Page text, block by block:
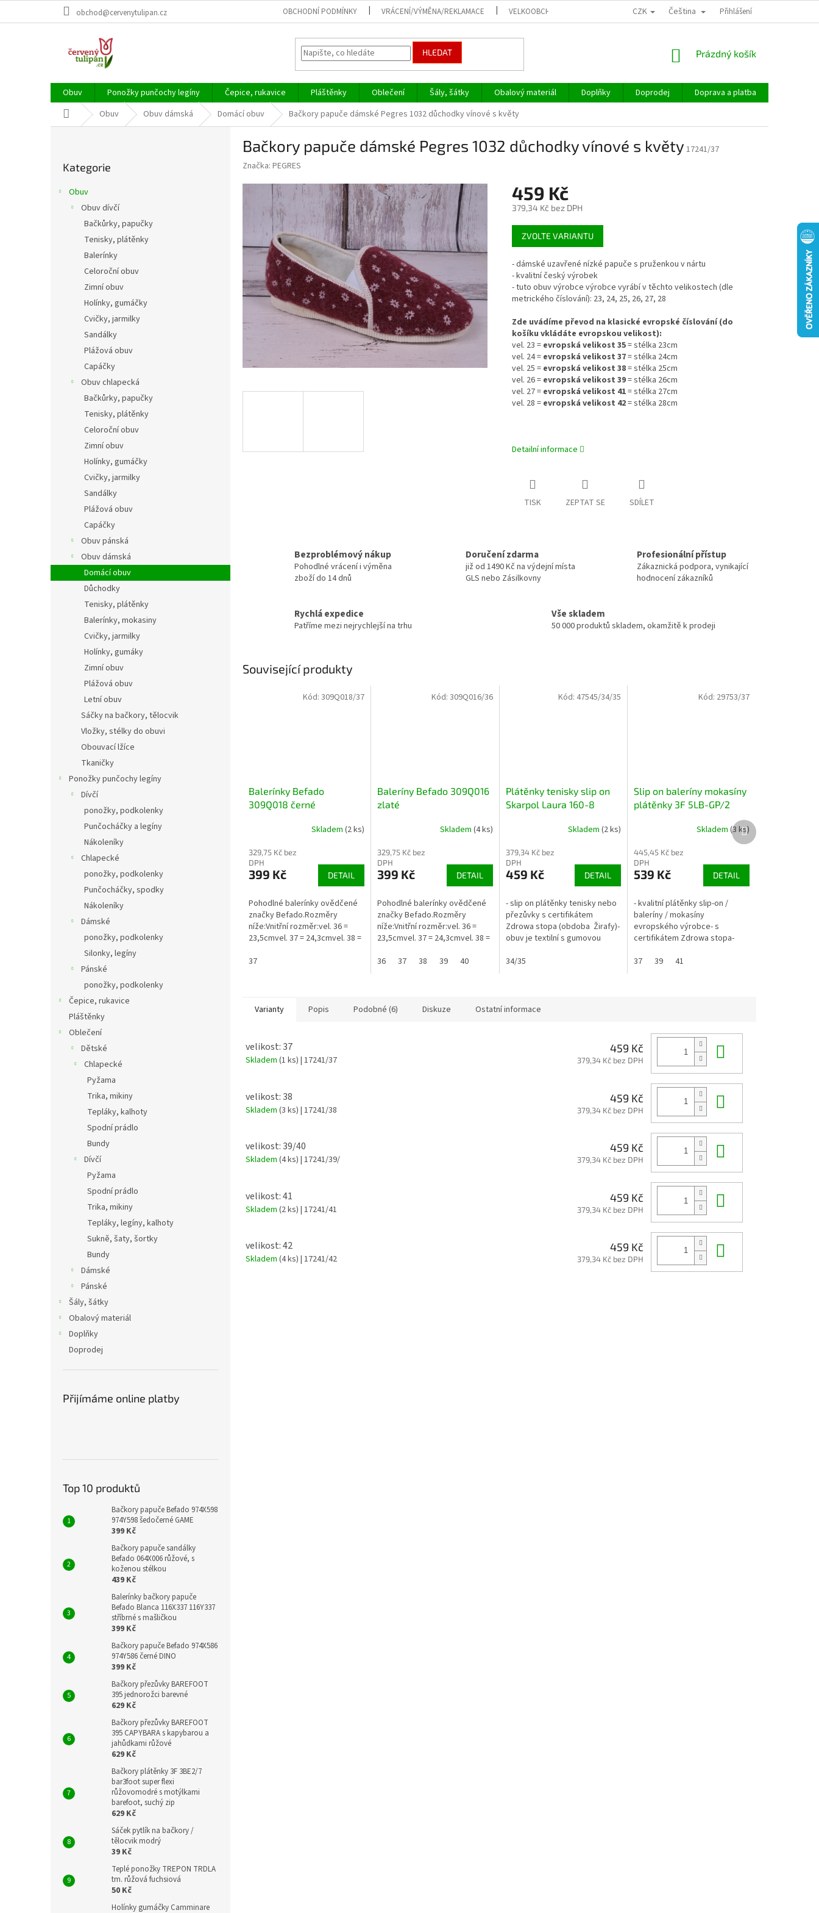
obchod@cervenytulipan.cz OBCHODNÍ PODMÍNKY VRÁCENÍ/VÝMĚNA/REKLAMACE VELKOOBCHOD CZK Čeština Přihlášení
HLEDAT
NÁKUPNÍ
Prázdný košík
Obuv Ponožky punčochy legíny Čepice, rukavice Pláštěnky Oblečení Šály, šátky Obalový materiál Doplňky Doprodej Doprava a platba
Domů Obuv Obuv dámská Domácí obuv Bačkory papuče dámské Pegres 1032 důchodky vínové s květy
kategorie
Kategorie
Obuv
Obuv dívčí
Bačkůrky, papučky
Tenisky, plátěnky
Balerínky
Celoroční obuv
Zimní obuv
Holínky, gumáčky
Cvičky, jarmilky
Sandálky
Plážová obuv
Capáčky
Obuv chlapecká
Bačkůrky, papučky
Tenisky, plátěnky
Celoroční obuv
Zimní obuv
Holínky, gumáčky
Cvičky, jarmilky
Sandálky
Plážová obuv
Capáčky
Obuv pánská
Obuv dámská
Domácí obuv
Důchodky
Tenisky, plátěnky
Balerínky, mokasiny
Cvičky, jarmilky
Holínky, gumáky
Zimní obuv
Plážová obuv
Letní obuv
Sáčky na bačkory, tělocvik
Vložky, stélky do obuvi
Obouvací lžíce
Tkaničky
Ponožky punčochy legíny
Dívčí
ponožky, podkolenky
Punčocháčky a legíny
Nákoleníky
Chlapecké
ponožky, podkolenky
Punčocháčky, spodky
Nákoleníky
Dámské
ponožky, podkolenky
Silonky, legíny
Pánské
ponožky, podkolenky
Čepice, rukavice
Pláštěnky
Oblečení
Dětské
Chlapecké
Pyžama
Trika, mikiny
Tepláky, kalhoty
Spodní prádlo
Bundy
Dívčí
Pyžama
Spodní prádlo
Trika, mikiny
Tepláky, legíny, kalhoty
Sukně, šaty, šortky
Bundy
Dámské
Pánské
Šály, šátky
Obalový materiál
Doplňky
Doprodej
Přijímáme online platby
Top 10 produktů
Bačkory papuče Befado 974X598
974Y598 šedočerné GAME
399 Kč
Bačkory papuče sandálky
Befado 064X006 růžové, s
koženou stélkou
439 Kč
Balerínky bačkory papuče
Befado Blanca 116X337 116Y337
stříbrné s mašličkou
399 Kč
Bačkory papuče Befado 974X586
974Y586 černé DINO
399 Kč
Bačkory přezůvky BAREFOOT
395 jednorožci barevné
629 Kč
Bačkory přezůvky BAREFOOT
395 CAPYBARA s kapybarou a
jahůdkami růžové
629 Kč
Bačkory plátěnky 3F 3BE2/7
bar3foot super flexi
růžovomodré s motýlkami
barefoot, suchý zip
629 Kč
Sáček pytlík na bačkory /
tělocvik modrý
39 Kč
Teplé ponožky TREPON TRDLA
tm. růžová fuchsiová
50 Kč
Holínky gumáčky Camminare
Bačkory papuče dámské Pegres 1032 důchodky vínové s květy 17241/37
Značka: PEGRES
459 Kč
379,34 Kč bez DPH
Měrná
cena:
ZVOLTE VARIANTU
- dámské uzavřené nízké papuče s pruženkou v nártu
- kvalitní český výrobek
- tuto obuv výrobce výrobce vyrábí v těchto velikostech (dle
metrického číslování): 23, 24, 25, 26, 27, 28
Zde uvádíme převod na klasické evropské číslování (do
košíku vkládáte evropskou velikost):
vel. 23 = evropská velikost 35= stélka 23cm
vel. 24 = evropská velikost 37= stélka 24cm
vel. 25 = evropská velikost 38= stélka 25cm
vel. 26 = evropská velikost 39= stélka 26cm
vel. 27 = evropská velikost 41= stélka 27cm
vel. 28 =evropská velikost 42= stélka 28cm
Detailní informace
TISK ZEPTAT SE SDÍLET
Bezproblémový nákup
Pohodlné vrácení i výměna
zboží do 14 dnů
Doručení zdarma
již od 1490 Kč na výdejní místa
GLS nebo Zásilkovny
Profesionální přístup
Zákaznická podpora, vynikající
hodnocení zákazníků
Rychlá expedice
Patříme mezi nejrychlejší na trhu
Vše skladem
50 000 produktů skladem, okamžitě k prodeji
Související produkty
Balerínky Befado
309Q018 černé
Skladem (2 ks)
329,75 Kč bez
DPH
399 Kč DETAIL
Pohodlné balerínky ovědčené
značky Befado.Rozměry
níže:Vnitřní rozměr:vel. 36 =
23,5cmvel. 37 = 24,3cmvel. 38 =
26,2cm
37
Kód: 309Q018/37
Baleríny Befado 309Q016
zlaté
Skladem (4 ks)
329,75 Kč bez
DPH
399 Kč DETAIL
Pohodlné balerínky ovědčené
značky Befado.Rozměry
níže:Vnitřní rozměr:vel. 36 =
23,5cmvel. 37 = 24,3cmvel. 38 =
26,2cm
36 37 38 39 40
Kód: 309Q016/36
Plátěnky tenisky slip on
Skarpol Laura 160-8
Skladem(2 ks)
379,34 Kč bez
DPH
459 Kč DETAIL
- slip on plátěnky tenisky nebo
přezůvky s certifikátem
Zdrowa stopa (obdoba Žirafy)-
obuv je textilní s gumovou
podešev (podrážka) je velmi...
34/35
Kód: 47545/34/35
Slip on baleríny mokasíny
plátěnky 3F 5LB-GP/2
Skladem (3 ks)
445,45 Kč bez
DPH
539 Kč DETAIL
- kvalitní plátěnky slip-on /
baleríny / mokasíny
evropského výrobce- s
certifikátem Zdrowa stopa-
prodyšných tkanin- bez
37 39 41
Kód: 29753/37
Další
produkt
Varianty Popis Podobné (6) Diskuze Ostatní informace
velikost: 37
Skladem (1 ks) | 17241/37
459 Kč
379,34 Kč bez DPH
velikost: 38
Skladem (3 ks) | 17241/38
459 Kč
379,34 Kč bez DPH
velikost: 39/40
Skladem (4 ks) | 17241/39/
459 Kč
379,34 Kč bez DPH
velikost: 41
Skladem (2 ks) | 17241/41
459 Kč
379,34 Kč bez DPH
velikost: 42
Skladem (4 ks) | 17241/42
459 Kč
379,34 Kč bez DPH